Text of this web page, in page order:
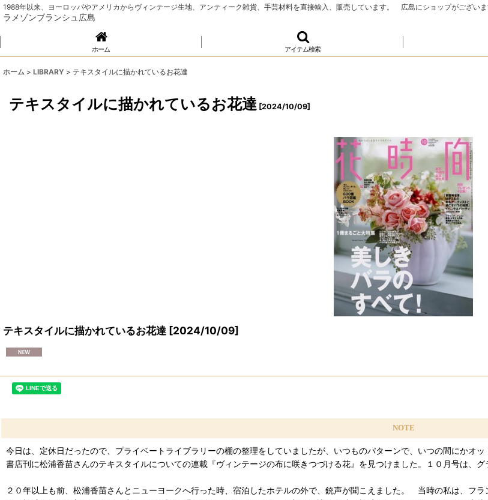
1988年以来、ヨーロッパやアメリカからヴィンテージ生地、アンティーク雑貨、手芸材料を直接輸入、販売しています。 広島にショップがございま
ラメゾンブランシュ広島
ホーム アイテム検索
ホーム > LIBRARY > テキスタイルに描かれているお花達
テキスタイルに描かれているお花達 [2024/10/09]
テキスタイルに描かれているお花達 [2024/10/09]
NOTE
今日は、定休日だったので、プライベートライブラリーの棚の整理をしていましたが、いつものパターンで、いつの間にかオ
書店刊に松浦香苗さんのテキスタイルについての連載『ヴィンテージの布に咲きつづける花』を見つけました。１０月号は、
２０年以上も前、松浦香苗さんとニューヨークへ行った時、宿泊したホテルの外で、銃声が聞こえました。 当時の私は、フ